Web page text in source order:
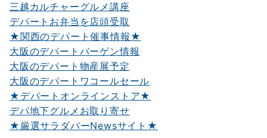
三越カルチャーグルメ講座
デパートお弁当を店頭受取
★関西のデパート催事情報★
大阪のデパートバーゲン情報
大阪のデパート物産展予定
大阪のデパートワコールセール
★デパートオンラインストア★
デパ地下グルメお取り寄せ
★厳選サラダバーNewsサイト★